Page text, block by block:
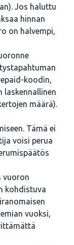
Jos haluttu
hinnan
on halvempi,
koodin,
laskennallinen
määrä).
Tämä ei
voisi perua
vuoron
kohdistuva
vuoksi,